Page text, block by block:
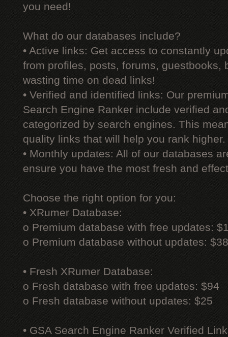
you need!
What do our databases include?
• Active links: Get access to constantly
from profiles, posts, forums, guestbooks,
wasting time on dead links!
• Verified and identified links: Our
Search Engine Ranker include verified
categorized by search engines. This
quality links that will help you rank higher.
• Monthly updates: All of our databases
ensure you have the most fresh and
Choose the right option for you:
• XRumer Database:
o Premium database with free updates:
o Premium database without updates: $38
• Fresh XRumer Database:
o Fresh database with free updates: $94
o Fresh database without updates: $25
• GSA Search Engine Ranker Verified